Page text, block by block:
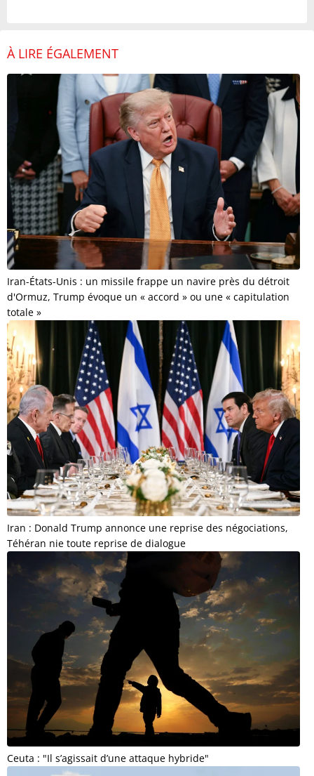
À LIRE ÉGALEMENT
Iran-États-Unis : un missile frappe un navire près du détroit
d'Ormuz, Trump évoque un « accord » ou une « capitulation
totale »
Iran : Donald Trump annonce une reprise des négociations,
Téhéran nie toute reprise de dialogue
Ceuta : "Il s’agissait d’une attaque hybride"